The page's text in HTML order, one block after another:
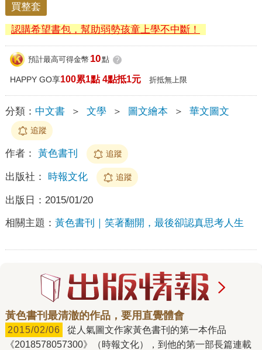
買整套
認購希望書包，幫助弱勢孩童上學不中斷！
預計最高可得金幣 10點 ?
HAPPY GO享100累1點 4點抵1元 折抵無上限
分類： 中文書 ＞ 文學 ＞ 圖文繪本 ＞ 華文圖文
追蹤
作者： 黃色書刊 追蹤
出版社： 時報文化 追蹤
出版日： 2015/01/20
相關主題： 黃色書刊｜笑著翻開，最後卻認真思考人生
黃色書刊最清澈的作品，要用直覺體會
2015/02/06
《2018578057300》（時報文化），到他的第一部長篇連載